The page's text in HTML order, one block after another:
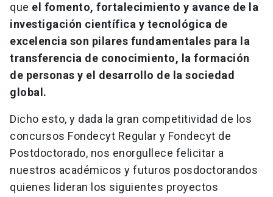
que el fomento, fortalecimiento y avance de la
investigación científica y tecnológica de
excelencia son pilares fundamentales para la
transferencia de conocimiento, la formación
de personas y el desarrollo de la sociedad
global.
Dicho esto, y dada la gran competitividad de los
concursos Fondecyt Regular y Fondecyt de
Postdoctorado, nos enorgullece felicitar a
nuestros académicos y futuros posdoctorandos
quienes lideran los siguientes proyectos